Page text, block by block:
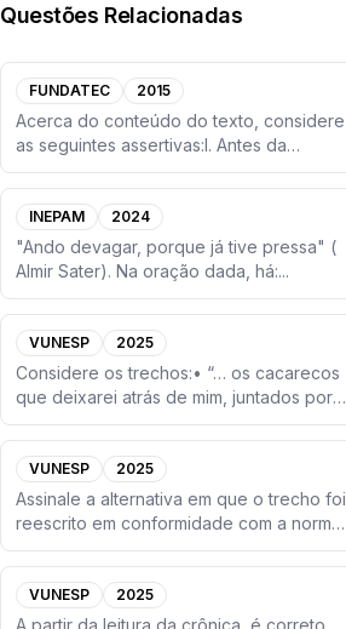
Questões Relacionadas
FUNDATEC 2015
Acerca do conteúdo do texto, considere
as seguintes assertivas:I. Antes da
instalação do Complexo Eó...
INEPAM 2024
"Ando devagar, porque já tive pressa" (
Almir Sater). Na oração dada, há:...
VUNESP 2025
Considere os trechos:• “… os cacarecos
que deixarei atrás de mim, juntados por
prementes necessidade...
VUNESP 2025
Assinale a alternativa em que o trecho foi
reescrito em conformidade com a norma-
padrão de concordân...
VUNESP 2025
A partir da leitura da crônica, é correto